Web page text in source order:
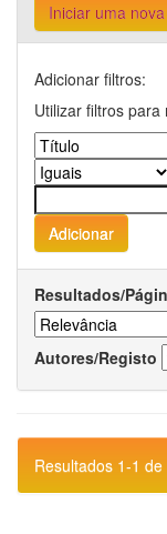
Iniciar uma
Adicionar filtros:
Utilizar filtros
Resultados/
Autores/Registo
Resultados 1-1 de